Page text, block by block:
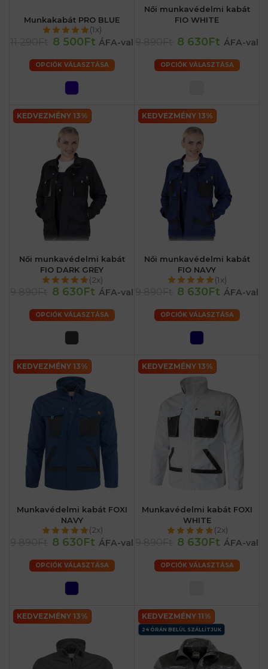
Munkakabát PRO BLUE
(1x)
8 500Ft ÁFA-val
OPCIÓK VÁLASZTÁSA
Női munkavédelmi kabát
FIO WHITE
8 630Ft ÁFA-val
OPCIÓK VÁLASZTÁSA
KEDVEZMÉNY 13%
Női munkavédelmi kabát
FIO DARK GREY
(2x)
8 630Ft ÁFA-val
OPCIÓK VÁLASZTÁSA
KEDVEZMÉNY 13%
Női munkavédelmi kabát
FIO NAVY
(1x)
8 630Ft ÁFA-val
OPCIÓK VÁLASZTÁSA
KEDVEZMÉNY 13%
Munkavédelmi kabát FOXI
NAVY
(2x)
8 630Ft ÁFA-val
OPCIÓK VÁLASZTÁSA
KEDVEZMÉNY 13%
Munkavédelmi kabát FOXI
WHITE
(2x)
8 630Ft ÁFA-val
OPCIÓK VÁLASZTÁSA
KEDVEZMÉNY 13% KEDVEZMÉNY 11%
24 ÓRÁN BELÜL SZÁLLÍTJUK